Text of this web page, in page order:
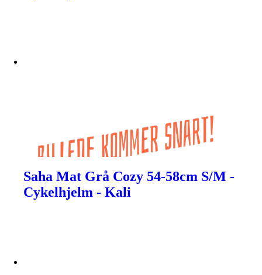
Saha Mat Grå Cozy 54-58cm S/M -
Cykelhjelm - Kali